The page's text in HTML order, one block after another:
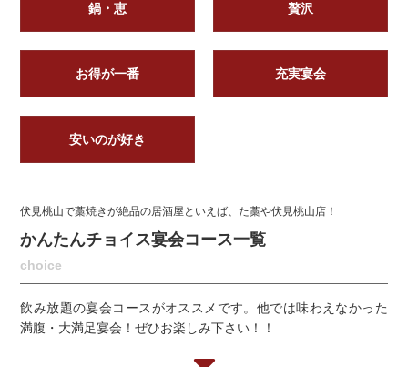
鍋・恵 贅沢
お得が一番 充実宴会
安いのが好き
伏見桃山で藁焼きが絶品の居酒屋といえば、た藁や伏見桃山店！
かんたんチョイス宴会コース一覧
choice
飲み放題の宴会コースがオススメです。他では味わえなかった
満腹・大満足宴会！ぜひお楽しみ下さい！！